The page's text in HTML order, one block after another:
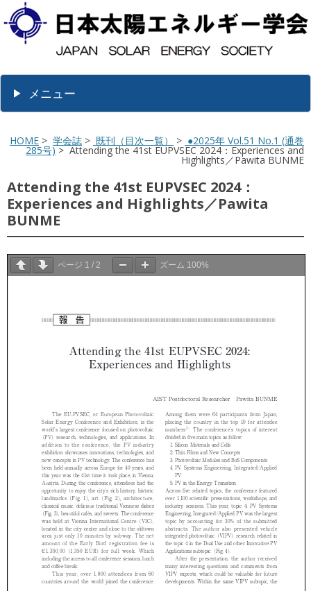
メニュー
HOME > 学会誌 > 既刊（目次一覧） > ●2025年 Vol.51 No.1 (通巻
285号) > Attending the 41st EUPVSEC 2024：Experiences and
Highlights／Pawita BUNME
Attending the 41st EUPVSEC 2024：
Experiences and Highlights／Pawita
BUNME
ページ 1 / 2 ズーム 100%